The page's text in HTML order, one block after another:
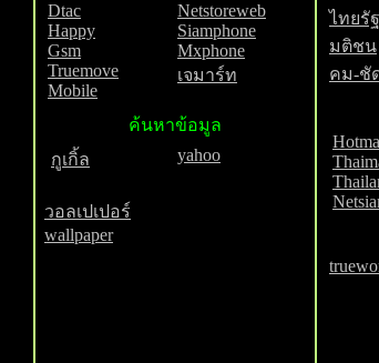
Dtac
Happy
Gsm
Truemove
Mobile
Netstoreweb
Siamphone
Mxphone
เจมาร์ท
ค้นหาข้อมูล
กูเกิ้ล
yahoo
วอลเปเปอร์
wallpaper
ไทยรัฐ
มติชน
คม-ชั